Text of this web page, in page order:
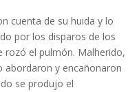
cuenta de su huida y lo
por los disparos de los
rozó el pulmón. Malherido,
abordaron y encañonaron
se produjo el